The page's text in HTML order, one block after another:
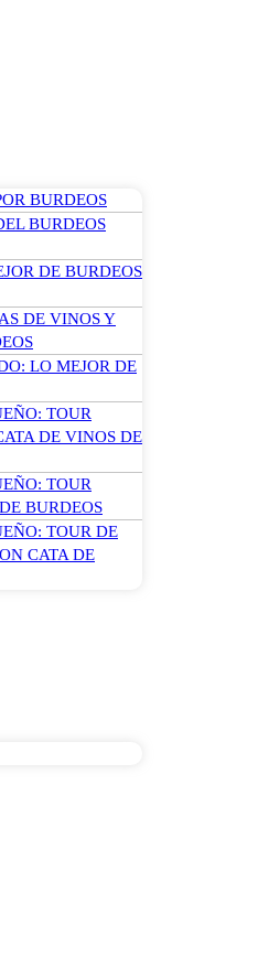
BURDEOS
BURDEOS
DE BURDEOS
DE VINOS Y
LO MEJOR DE
TOUR
DE VINOS DE
TOUR
BURDEOS
TOUR DE
CATA DE